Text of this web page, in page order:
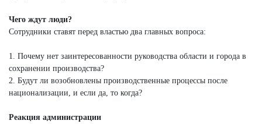
Чего ждут люди?
Сотрудники ставят перед властью два главных вопроса:
1. Почему нет заинтересованности руководства области и города в
сохранении производства?
2. Будут ли возобновлены производственные процессы после
национализации, и если да, то когда?
Реакция администрации